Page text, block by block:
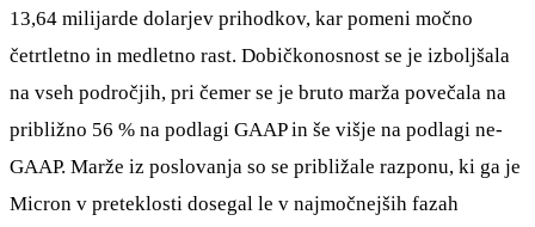
13,64 milijarde dolarjev prihodkov, kar pomeni močno
četrtletno in medletno rast. Dobičkonosnost se je izboljšala
na vseh področjih, pri čemer se je bruto marža povečala na
približno 56 % na podlagi GAAP in še višje na podlagi ne-
GAAP. Marže iz poslovanja so se približale razponu, ki ga je
Micron v preteklosti dosegal le v najmočnejših fazah